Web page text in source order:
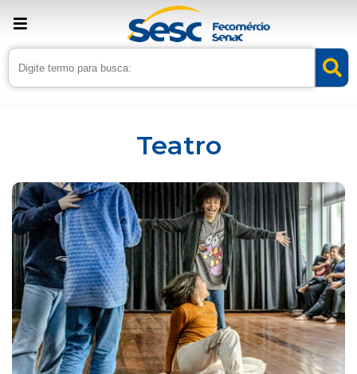
Inicio Serviços Teatro
Teatro